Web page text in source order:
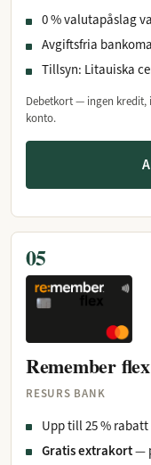
0 % valutapåslag
Avgiftsfria
Tillsyn: Litauiska
Debetkort — ingen
konto.
05
Remember flex
RESURS BANK
Upp till 25 %
Gratis extrakort—